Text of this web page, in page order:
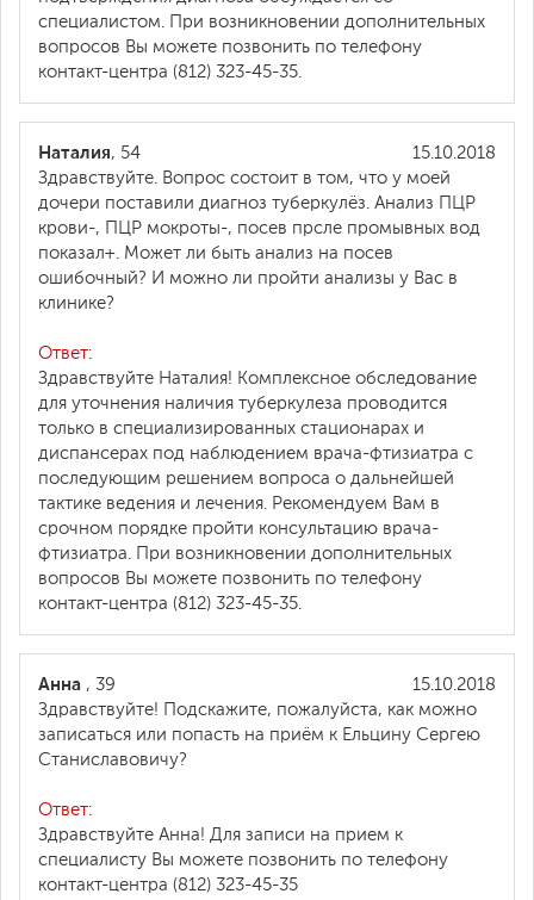
специалистом. При возникновении дополнительных
вопросов Вы можете позвонить по телефону
контакт-центра (812) 323-45-35.
15.10.2018
Наталия, 54
Здравствуйте. Вопрос состоит в том, что у моей
дочери поставили диагноз туберкулёз. Анализ ПЦР
крови-, ПЦР мокроты-, посев прсле промывных вод
показал+. Может ли быть анализ на посев
ошибочный? И можно ли пройти анализы у Вас в
клинике?
Ответ:
Здравствуйте Наталия! Комплексное обследование
для уточнения наличия туберкулеза проводится
только в специализированных стационарах и
диспансерах под наблюдением врача-фтизиатра с
последующим решением вопроса о дальнейшей
тактике ведения и лечения. Рекомендуем Вам в
срочном порядке пройти консультацию врача-
фтизиатра. При возникновении дополнительных
вопросов Вы можете позвонить по телефону
контакт-центра (812) 323-45-35.
15.10.2018
Анна , 39
Здравствуйте! Подскажите, пожалуйста, как можно
записаться или попасть на приём к Ельцину Сергею
Станиславовичу?
Ответ:
Здравствуйте Анна! Для записи на прием к
специалисту Вы можете позвонить по телефону
контакт-центра (812) 323-45-35